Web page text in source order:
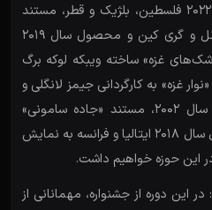
مهند یعقوبی و محصول سال ۲۰۲۲ فلسطین، بلژیک و قطر، مستند
«غزه» به کارگردانی اندرو مک‌کانل و گری کین و محصول سال ۲۰۱۹
غزه» ساخته ویبکه لوکه برگ
مستند «نوار غزه» به کارگردانی جیمز لانگلی و
محصول کشور آمریکا و تولید سال ۲۰۰۲، مستند «جاده سامونی»
ساخته استفانو ساوونا و محصول سال ۲۰۱۸ ایتالیا و فرانسه به نمایش
دوره از جشنواره، مهمانانی از